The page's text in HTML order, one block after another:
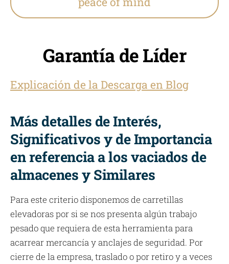
Garantía de Líder
Explicación de la Descarga en Blog
Más detalles de Interés,
Significativos y de Importancia
en referencia a los vaciados de
almacenes y Similares
Para este criterio disponemos de carretillas
elevadoras por si se nos presenta algún trabajo
pesado que requiera de esta herramienta para
acarrear mercancía y anclajes de seguridad. Por
cierre de la empresa, traslado o por retiro y a veces